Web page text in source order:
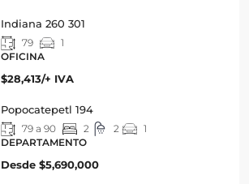
Indiana 260 301
79
1
OFICINA
$28,413/+ IVA
Popocatepetl 194
79 a 90 2 2
1
DEPARTAMENTO
Desde $5,690,000